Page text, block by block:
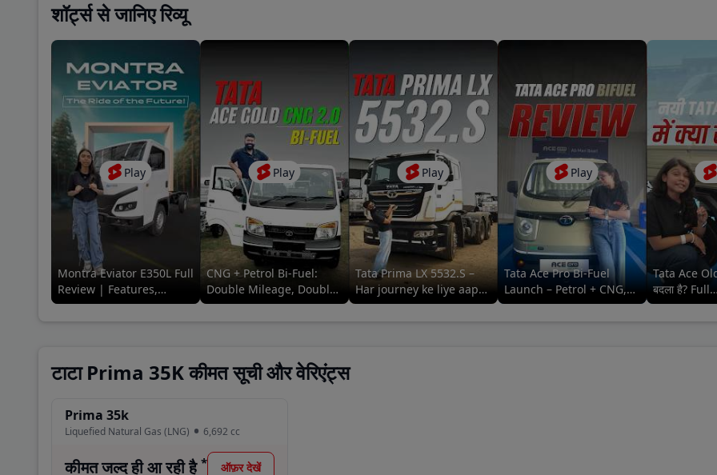
शॉर्ट्स से जानिए रिव्यू
Play
Montra Eviator E350L Full
Review | Features,
Range, Price & Ride
Play
CNG + Petrol Bi-Fuel:
Double Mileage, Double
Savings! Full Review |
Play
Tata Prima LX 5532.S –
Har journey ke liye aapka
reliable aur comfortable
Play
Tata Ace Pro Bi-Fuel
Launch – Petrol + CNG,
Maximum
Tata Ace
बदला है? Full
टाटा Prima 35K कीमत सूची और वेरिएंट्स
Prima 35k
Liquefied Natural Gas (LNG) 6,692 cc
कीमत जल्द ही आ रही है * ऑफ़र देखें